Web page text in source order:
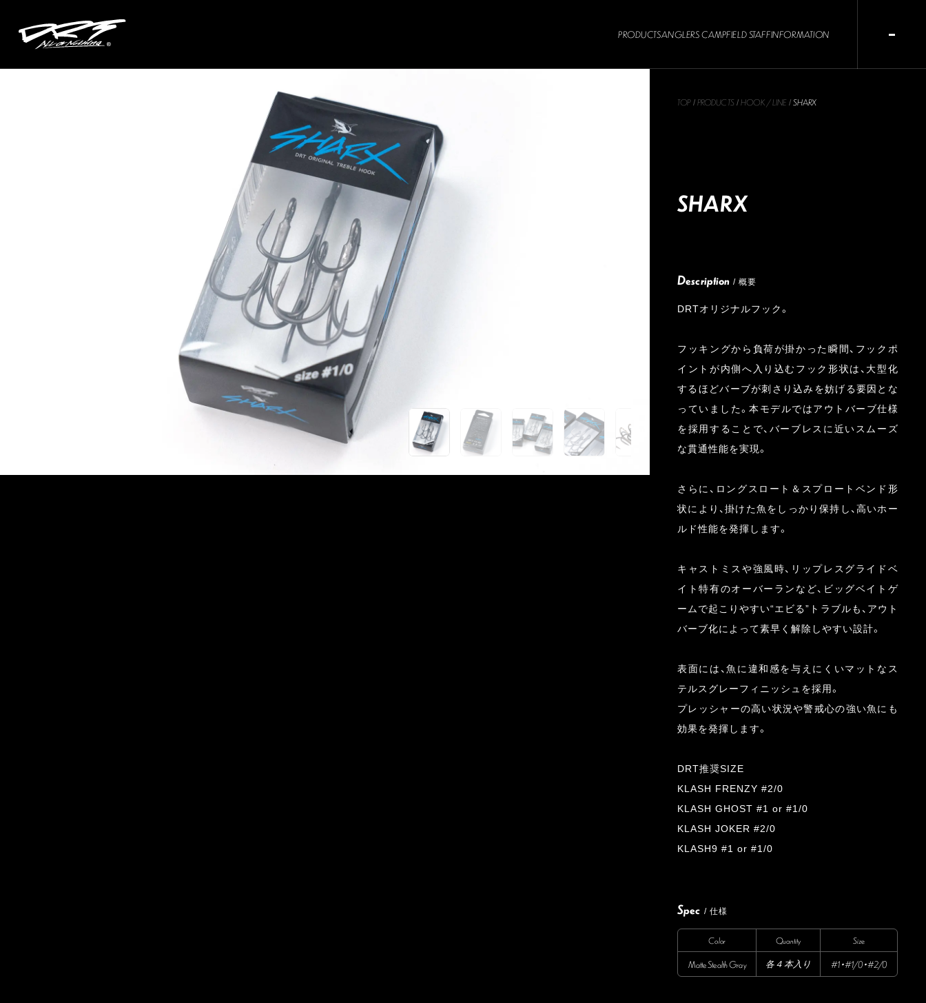
PRODUCTSANGLERS CAMPFIELD STAFFINFORMATION
TOP/ PRODUCTS/HOOK / LINE / SHARX
SHARX
Description / 概要
DRTオリジナルフック。
フッキングから負荷が掛かった瞬間、フックポ
イントが内側へ入り込むフック形状は、大型化
するほどバーブが刺さり込みを妨げる要因とな
っていました。本モデルではアウトバーブ仕様
を採用することで、バーブレスに近いスムーズ
な貫通性能を実現。
さらに、ロングスロート＆スプロートベンド形
状により、掛けた魚をしっかり保持し、高いホー
ルド性能を発揮します。
キャストミスや強風時、リップレスグライドベ
イト特有のオーバーランなど、ビッグベイトゲ
ームで起こりやすい“エビる”トラブルも、アウト
バーブ化によって素早く解除しやすい設計。
表面には、魚に違和感を与えにくいマットなス
テルスグレーフィニッシュを採用。
プレッシャーの高い状況や警戒心の強い魚にも
効果を発揮します。
DRT推奨SIZE
KLASH FRENZY #2/0
KLASH GHOST #1 or #1/0
KLASH JOKER #2/0
KLASH9 #1 or #1/0
Spec / 仕様
Color Quantity Size
Matte Stealth Gray 各４本入り #1・#1/0・#2/0